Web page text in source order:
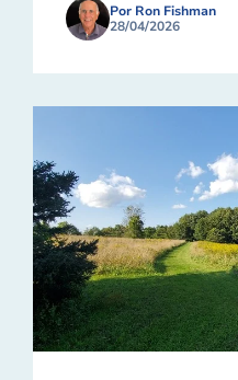
Por Ron Fishman
28/04/2026